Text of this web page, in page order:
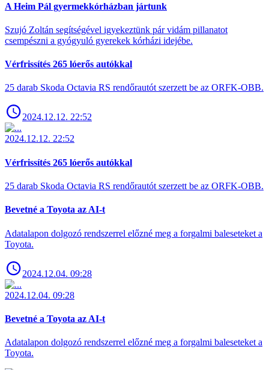
A Heim Pál gyermekkórházban jártunk
Szujó Zoltán segítségével igyekeztünk pár vidám pillanatot
csempészni a gyógyuló gyerekek kórházi idejébe.
Vérfrissítés 265 lóerős autókkal
25 darab Skoda Octavia RS rendőrautót szerzett be az ORFK-OBB.
2024.12.12. 22:52
2024.12.12. 22:52
Vérfrissítés 265 lóerős autókkal
25 darab Skoda Octavia RS rendőrautót szerzett be az ORFK-OBB.
Bevetné a Toyota az AI-t
Adatalapon dolgozó rendszerrel előzné meg a forgalmi baleseteket a
Toyota.
2024.12.04. 09:28
2024.12.04. 09:28
Bevetné a Toyota az AI-t
Adatalapon dolgozó rendszerrel előzné meg a forgalmi baleseteket a
Toyota.